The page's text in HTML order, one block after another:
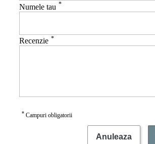
Numele tau *
Recenzie *
* Campuri obligatorii
Anuleaza